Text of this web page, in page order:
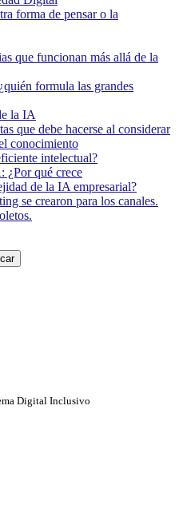
forma de pensar o la
que funcionan más allá de la
formula las grandes
la IA
que debe hacerse al considerar
conocimiento
intelectual?
¿Por qué crece
de la IA empresarial?
se crearon para los canales.
Digital Inclusivo